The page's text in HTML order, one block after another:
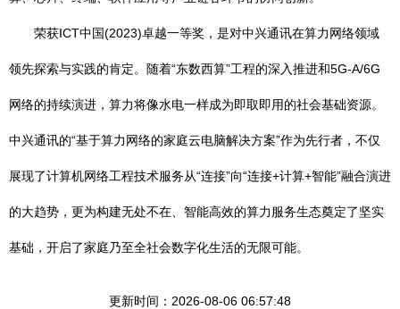
荣获ICT中国(2023)卓越一等奖，是对中兴通讯在算力网络领域
领先探索与实践的肯定。随着“东数西算”工程的深入推进和5G-A/6G
网络的持续演进，算力将像水电一样成为即取即用的社会基础资源。
中兴通讯的“基于算力网络的家庭云电脑解决方案”作为先行者，不仅
展现了计算机网络工程技术服务从“连接”向“连接+计算+智能”融合演进
的大趋势，更为构建无处不在、智能高效的算力服务生态奠定了坚实
基础，开启了家庭乃至全社会数字化生活的无限可能。
更新时间：2026-08-06 06:57:48